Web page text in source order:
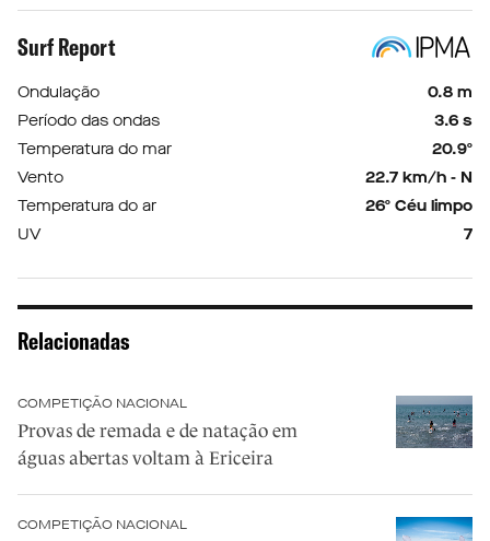
Surf Report
Ondulação
0.8 m
Período das ondas
3.6 s
Temperatura do mar
20.9º
Vento
22.7 km/h - N
Temperatura do ar
26º Céu limpo
UV
7
Relacionadas
COMPETIÇÃO NACIONAL
Provas de remada e de natação em
águas abertas voltam à Ericeira
COMPETIÇÃO NACIONAL